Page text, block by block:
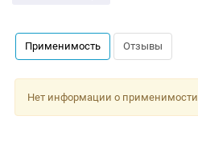
Применимость Отзывы
Нет информации о применимости